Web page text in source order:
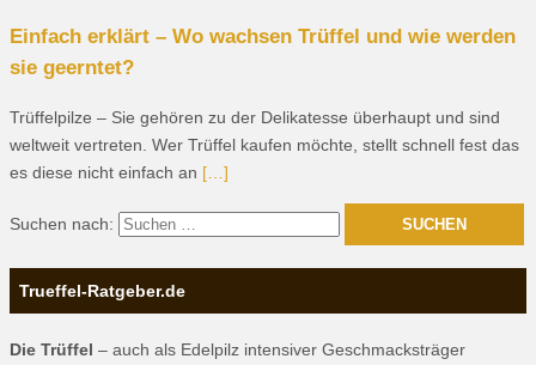
Einfach erklärt – Wo wachsen Trüffel und wie werden
sie geerntet?
Trüffelpilze – Sie gehören zu der Delikatesse überhaupt und sind
weltweit vertreten. Wer Trüffel kaufen möchte, stellt schnell fest das
es diese nicht einfach an […]
Suchen nach:
Trueffel-Ratgeber.de
Die Trüffel – auch als Edelpilz intensiver Geschmacksträger